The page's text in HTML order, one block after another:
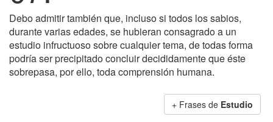
Debo admitir también que, incluso si todos los sabios,
durante varias edades, se hubieran consagrado a un
estudio infructuoso sobre cualquier tema, de todas forma
podría ser precipitado concluir decididamente que éste
sobrepasa, por ello, toda comprensión humana.
+ Frases de Estudio